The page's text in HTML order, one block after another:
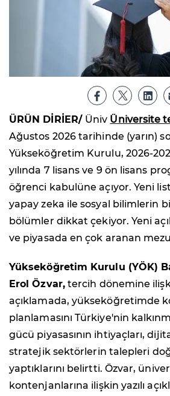
ÜRÜN DİRİER/ Üniv Üniversite
Ağustos 2026 tarihinde (yarın)
Yükseköğretim Kurulu, 2026-
yılında 7 lisans ve 9 ön lisans
öğrenci kabulüne açıyor. Yeni
yapay zeka ile sosyal bilimlerin
bölümler dikkat çekiyor. Yeni
ve piyasada en çok aranan
Yükseköğretim Kurulu (YÖK)
Erol Özvar,tercih dönemine
açıklamada, yükseköğretimde
planlamasını Türkiye'nin
gücü piyasasının ihtiyaçları,
stratejik sektörlerin talepleri
yaptıklarını belirtti. Özvar,
kontenjanlarına ilişkin yazılı